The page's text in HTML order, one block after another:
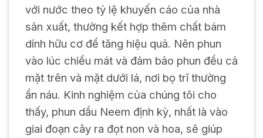
với nước theo tỷ lệ khuyến cáo của nhà
sản xuất, thường kết hợp thêm chất bám
dính hữu cơ để tăng hiệu quả. Nên phun
vào lúc chiều mát và đảm bảo phun đều cả
mặt trên và mặt dưới lá, nơi bọ trĩ thường
ẩn náu. Kinh nghiệm của chúng tôi cho
thấy, phun dầu Neem định kỳ, nhất là vào
giai đoạn cây ra đọt non và hoa, sẽ giúp